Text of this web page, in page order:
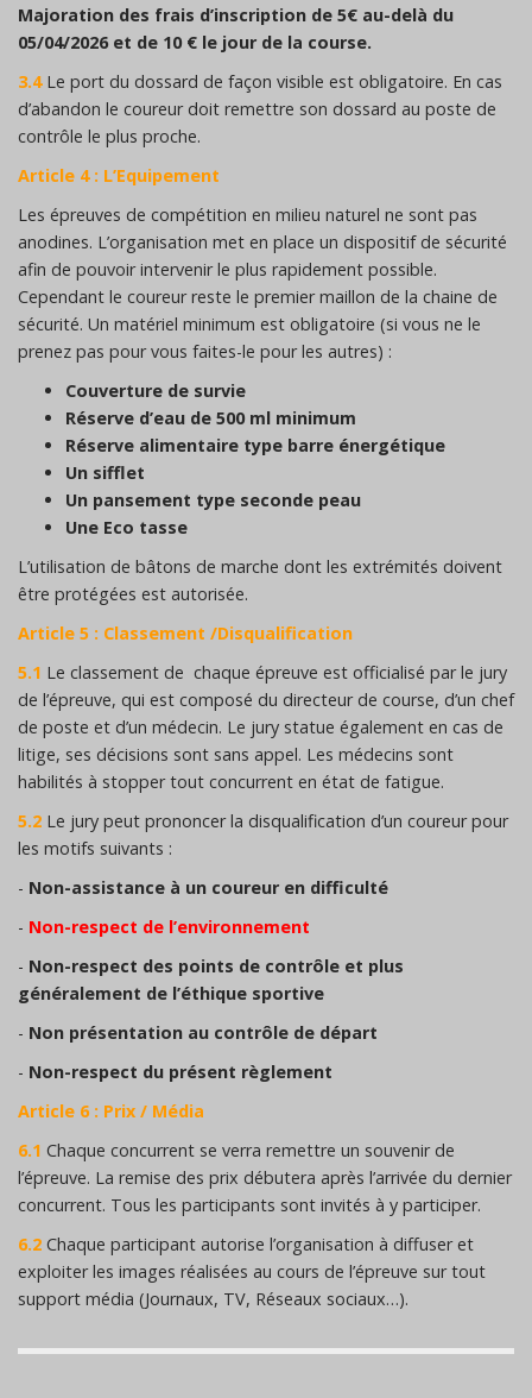
Majoration des frais d’inscription de 5€ au-delà du
05/04/2026 et de 10 € le jour de la course.
3.4Le port du dossard de façon visible est obligatoire. En cas
d’abandon le coureur doit remettre son dossard au poste de
contrôle le plus proche.
Article 4 : L’Equipement
Les épreuves de compétition en milieu naturel ne sont pas
anodines. L’organisation met en place un dispositif de sécurité
afin de pouvoir intervenir le plus rapidement possible.
Cependant le coureur reste le premier maillon de la chaine de
sécurité. Un matériel minimum est obligatoire (si vous ne le
prenez pas pour vous faites-le pour les autres) :
Couverture de survie
Réserve d’eau de 500 ml minimum
Réserve alimentaire type barre énergétique
Un sifflet
Un pansement type seconde peau
Une Eco tasse
L’utilisation de bâtons de marche dont les extrémités doivent
être protégées est autorisée.
Article 5 : Classement /Disqualification
5.1 Le classement de chaque épreuve est officialisé par le jury
de l’épreuve, qui est composé du directeur de course, d’un chef
de poste et d’un médecin. Le jury statue également en cas de
litige, ses décisions sont sans appel. Les médecins sont
habilités à stopper tout concurrent en état de fatigue.
5.2 Le jury peut prononcer la disqualification d’un coureur pour
les motifs suivants :
- Non-assistance à un coureur en difficulté
- Non-respect de l’environnement
- Non-respect des points de contrôle et plus
généralement de l’éthique sportive
- Non présentation au contrôle de départ
- Non-respect du présent règlement
Article 6 : Prix / Média
6.1 Chaque concurrent se verra remettre un souvenir de
l’épreuve. La remise des prix débutera après l’arrivée du dernier
concurrent. Tous les participants sont invités à y participer.
6.2 Chaque participant autorise l’organisation à diffuser et
exploiter les images réalisées au cours de l’épreuve sur tout
support média (Journaux, TV, Réseaux sociaux…).